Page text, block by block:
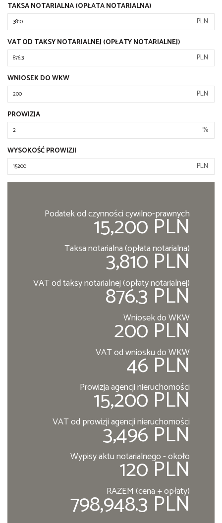
TAKSA NOTARIALNA (OPŁATA NOTARIALNA)
PLN
VAT OD TAKSY NOTARIALNEJ (OPŁATY NOTARIALNEJ)
PLN
WNIOSEK DO WKW
PLN
PROWIZJA
%
WYSOKOŚĆ PROWIZJI
PLN
Podatek od czynności cywilno-prawnych
15,200 PLN
Taksa notarialna (opłata notarialna)
3,810 PLN
VAT od taksy notarialnej (opłaty notarialnej)
876.3 PLN
Wniosek do WKW
200 PLN
VAT od wniosku do WKW
46 PLN
Prowizja agencji nieruchomości
15,200 PLN
VAT od prowizji agencji nieruchomości
3,496 PLN
Wypisy aktu notarialnego - około
120 PLN
RAZEM (cena + opłaty)
798,948.3 PLN